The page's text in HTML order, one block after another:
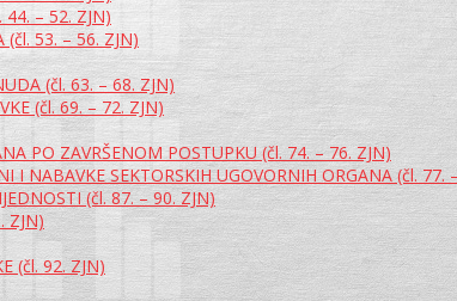
44. – 52. ZJN)
(čl. 53. – 56. ZJN)
(čl. 63. – 68. ZJN)
(čl. 69. – 72. ZJN)
PO ZAVRŠENOM POSTUPKU (čl. 74. – 76. ZJN)
I NABAVKE SEKTORSKIH UGOVORNIH ORGANA (čl. 77.
(čl. 87. – 90. ZJN)
ZJN)
(čl. 92. ZJN)